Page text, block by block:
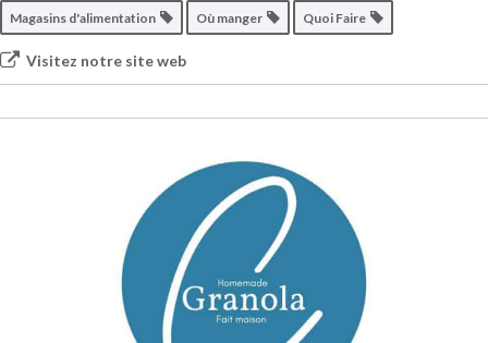
Magasins d'alimentation Où manger Quoi Faire
Visitez notre site web